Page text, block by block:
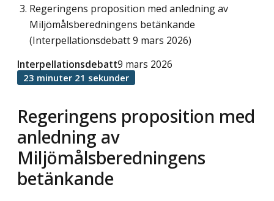
Regeringens proposition med anledning av
Miljömålsberedningens betänkande
(Interpellationsdebatt 9 mars 2026)
Regeringens proposition med
anledning av
Miljömålsberedningens
betänkande
Interpellationsdebatt9 mars 2026
23 minuter 21 sekunder